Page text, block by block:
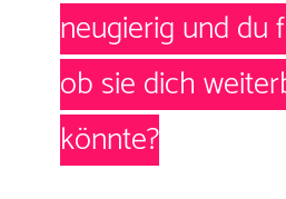
neugierig und du
ob sie dich
könnte?